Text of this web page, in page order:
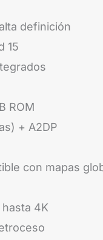
definición
15
ROM
+ A2DP
con mapas
4K